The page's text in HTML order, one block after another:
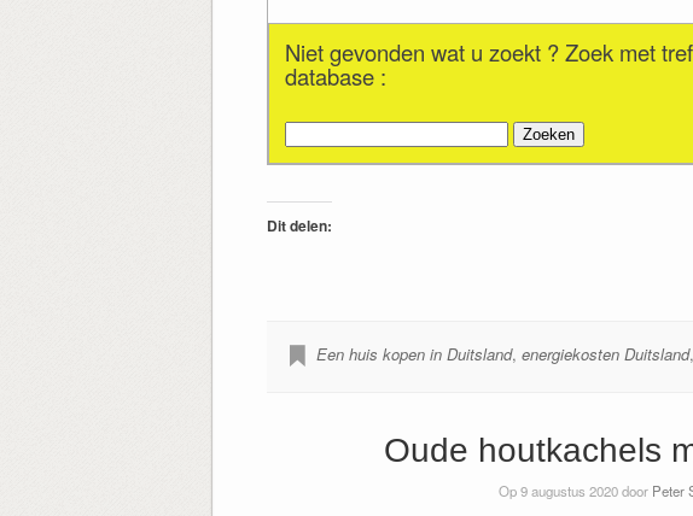
Niet gevonden wat u zoekt ? Zoek met
database :
naar:
Dit delen:
Een huis kopen in Duitsland, energiekosten Duitsland,
Oude houtkachels
Op 9 augustus 2020 door Peter